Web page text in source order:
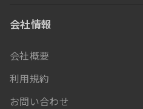
会社情報
会社概要
利用規約
お問い合わせ